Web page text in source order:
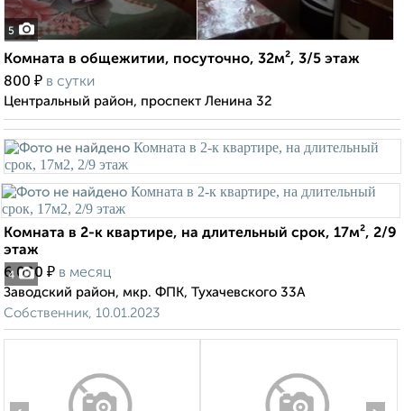
5
Комната в общежитии, посуточно, 32м², 3/5 этаж
800 ₽ в сутки
Центральный район, проспект Ленина 32
4
Комната в 2-к квартире, на длительный срок, 17м², 2/9
этаж
6 000 ₽ в месяц
Заводский район, мкр. ФПК, Тухачевского 33А
Собственник, 10.01.2023